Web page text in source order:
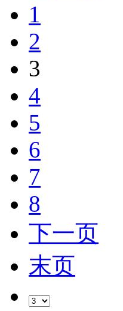
1
2
3
4
5
6
7
8
下一页
末页